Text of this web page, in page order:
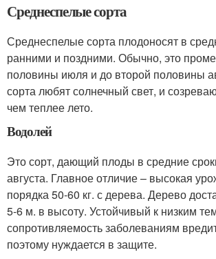
Среднеспелые сорта
Среднеспелые сорта плодоносят в
ранними и поздними. Обычно, это
половины июля и до второй половины
сорта любят солнечный свет, и
чем теплее лето.
Водолей
Это сорт, дающий плоды в средние
августа. Главное отличие – высокая
порядка 50-60 кг. с дерева. Дерево
5-6 м. в высоту. Устойчивый к низким
сопротивляемость заболеваниям
поэтому нуждается в защите.